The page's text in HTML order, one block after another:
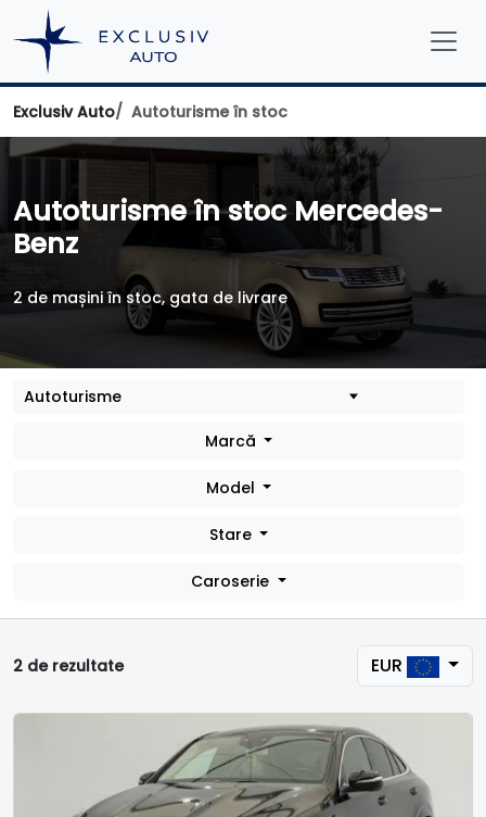
Exclusiv Auto Autoturisme în stoc
Autoturisme în stoc Mercedes-
Benz
2 de mașini în stoc, gata de livrare
Marcă
Model
Stare
Caroserie
2 de rezultate EUR